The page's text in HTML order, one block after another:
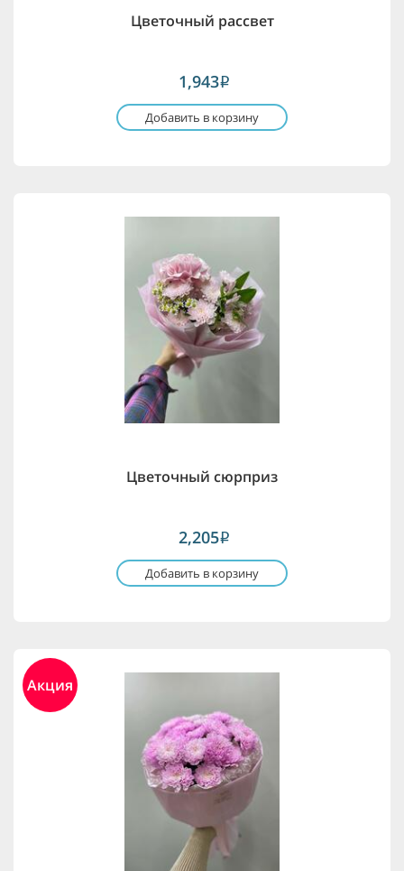
Цветочный рассвет
1,943i
Добавить в корзину
Цветочный сюрприз
2,205i
Добавить в корзину
Акция